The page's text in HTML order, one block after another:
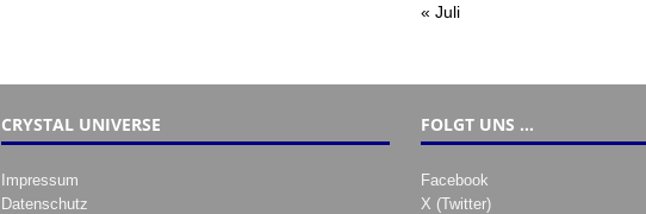
« Juli
CRYSTAL UNIVERSE
Impressum
Datenschutz
FOLGT UNS …
Facebook
X (Twitter)